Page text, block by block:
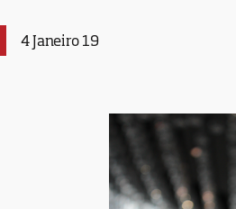
4 Janeiro 19